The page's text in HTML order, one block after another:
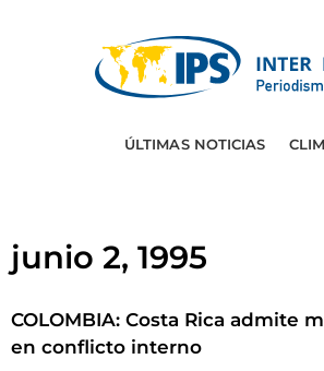
ÚLTIMAS NOTICIAS
junio 2, 1995
COLOMBIA: Costa Rica admite
en conflicto interno